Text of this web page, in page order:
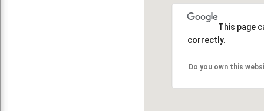
This page
correctly.
Do you own this